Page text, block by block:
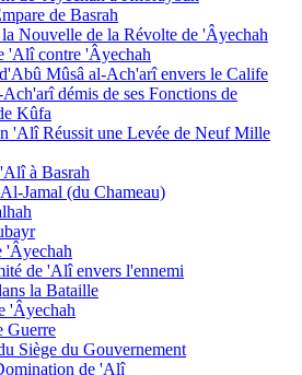
de Basrah
Nouvelle de la Révolte de 'Âyechah
'Alî contre 'Âyechah
Mûsâ al-Ach'arî envers le Calife
démis de ses Fonctions de
Kûfa
'Alî Réussit une Levée de Neuf Mille
à Basrah
Jamal (du Chameau)
'Âyechah
de 'Alî envers l'ennemi
la Bataille
'Âyechah
Guerre
Siège du Gouvernement
de 'Alî